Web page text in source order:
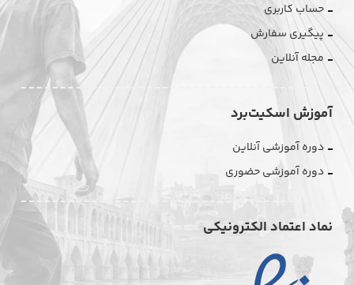
حساب کاربری
پیگیری سفارش
مجله آنلاین
آموزش اسکیت‌برد
دوره آموزشی آنلاین
دوره آموزشی حضوری
نماد اعتماد الکترونیکی